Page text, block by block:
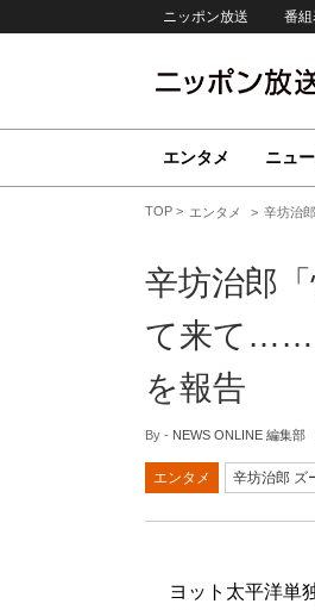
ニッポン放送 番
エンタメ ニュ
TOP エンタメ 辛坊治
辛坊治郎
て来て……
を報告
By - NEWS ONLINE 編集部
エンタメ 辛坊治郎 ズ
ヨット太平洋単